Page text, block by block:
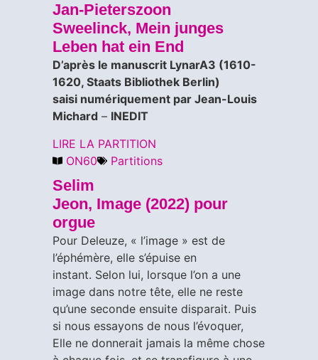
Jan-Pieterszoon
Sweelinck, Mein junges
Leben hat ein End
D’après le manuscrit LynarA3 (1610-
1620, Staats Bibliothek Berlin)
​saisi numériquement par Jean-Louis
Michard – INEDIT
LIRE LA PARTITION
ON60
Partitions
Selim
Jeon, Image (2022) pour
orgue
Pour Deleuze, « l’image » est de
l’éphémère, elle s’épuise en
instant. Selon lui, lorsque l’on a une
image dans notre tête, elle ne reste
qu’une seconde ensuite disparait. Puis
si nous essayons de nous l’évoquer,
Elle ne donnerait jamais la même chose